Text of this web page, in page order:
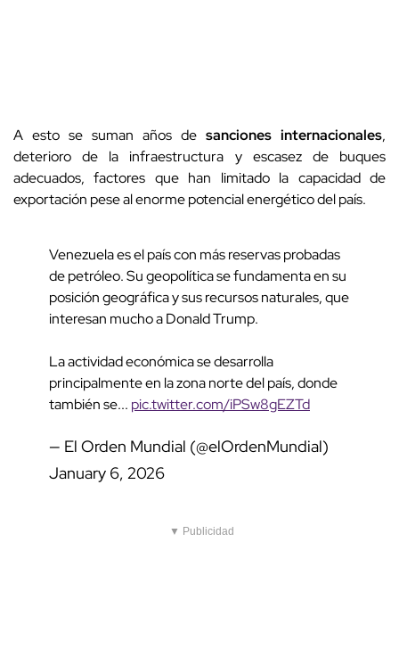
A esto se suman años de sanciones internacionales,
deterioro de la infraestructura y escasez de buques
adecuados, factores que han limitado la capacidad de
exportación pese al enorme potencial energético del país.
Venezuela es el país con más reservas probadas
de petróleo. Su geopolítica se fundamenta en su
posición geográfica y sus recursos naturales, que
interesan mucho a Donald Trump.
La actividad económica se desarrolla
principalmente en la zona norte del país, donde
también se... pic.twitter.com/iPSw8gEZTd
— El Orden Mundial (@elOrdenMundial)
January 6, 2026
▼ Publicidad